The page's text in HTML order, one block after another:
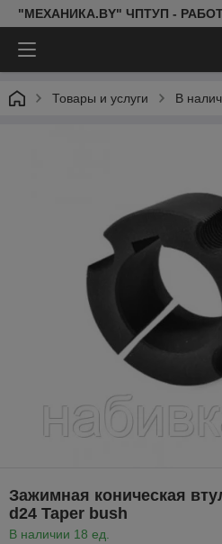
"МЕХАНИКА.BY" ЧПТУП -
Товары и услуги В
Зажимная коническая
d24 Taper bush
В наличии 18 ед.